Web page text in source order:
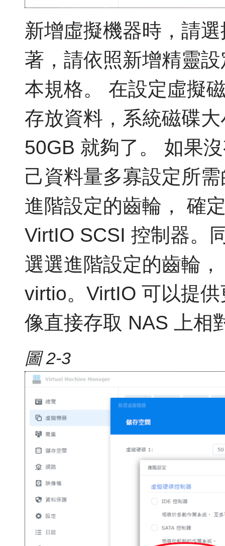
新增虛擬機器時，請
著，請依照新增精靈
本規格。 在設定虛擬
存放資料，系統磁碟
50GB 就夠了。 如果
己資料量多寡設定所
進階設定的齒輪， 確
VirtIO SCSI 控制器。
選選進階設定的齒輪
virtio。VirtIO 可以提
像直接存取 NAS 上相
圖 2-3